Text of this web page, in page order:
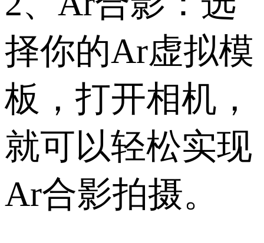
择你的Ar虚拟模
板，打开相机，
就可以轻松实现
Ar合影拍摄。